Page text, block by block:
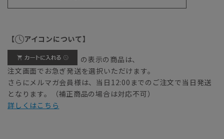
【 アイコンについて】
の表示の商品は、
注文画面でお急ぎ発送を選択いただけます。
さらにメルマガ会員様は、当日12:00までのご注文で当日発送
となります。（補正商品の場合は対応不可）
詳しくはこちら